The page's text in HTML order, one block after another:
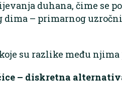
duhana, čime se
dima – primarnog
su razlike među
– diskretna